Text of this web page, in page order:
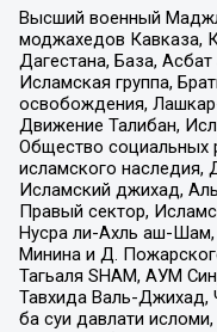
Высший военный
моджахедов Кавказа,
Дагестана, База,
Исламская группа,
освобождения,
Движение Талибан,
Общество
исламского
Исламский джихад,
Правый сектор,
Нусра ли-Ахль аш-
Минина и Д.
Тагьаля SHAM, АУМ
Тавхида Валь-Джихад,
ба суи давлати